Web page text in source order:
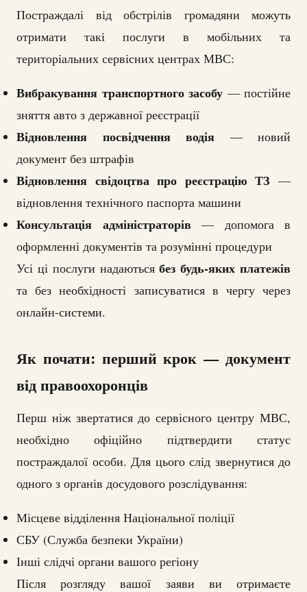
Постраждалі від обстрілів громадяни можуть
отримати такі послуги в мобільних та
територіальних сервісних центрах МВС:
Вибракування транспортного засобу — постійне
зняття авто з державної реєстрації
Відновлення посвідчення водія — новий
документ без штрафів
Відновлення свідоцтва про реєстрацію ТЗ —
відновлення технічного паспорта машини
Консультація адміністраторів— допомога в
оформленні документів та розумінні процедури
Усі ці послуги надаютьсябез будь-яких платежів
та без необхідності записуватися в чергу через
онлайн-системи.
Як почати: перший крок — документ
від правоохоронців
Перш ніж звертатися до сервісного центру МВС,
необхідно офіційно підтвердити статус
постраждалої особи. Для цього слід звернутися до
одного з органів досудового розслідування:
Місцеве відділення Національної поліції
СБУ (Служба безпеки України)
Інші слідчі органи вашого регіону
Після розгляду вашої заяви ви отримаєте